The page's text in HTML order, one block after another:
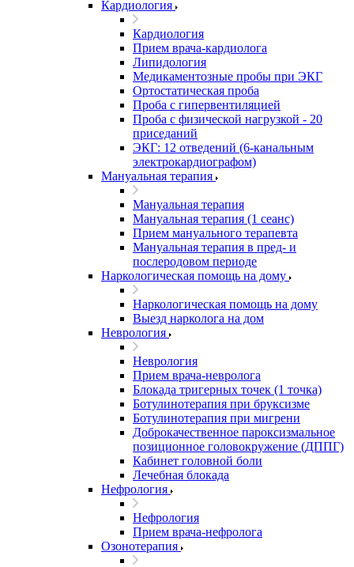
Кардиология
Кардиология
Прием врача-кардиолога
Липидология
Медикаментозные пробы при ЭКГ
Ортостатическая проба
Проба с гипервентиляцией
Проба с физической нагрузкой - 20
приседаний
ЭКГ: 12 отведений (6-канальным
электрокардиографом)
Мануальная терапия
Мануальная терапия
Мануальная терапия (1 сеанс)
Прием мануального терапевта
Мануальная терапия в пред- и
послеродовом периоде
Наркологическая помощь на дому
Наркологическая помощь на дому
Выезд нарколога на дом
Неврология
Неврология
Прием врача-невролога
Блокада тригерных точек (1 точка)
Ботулинотерапия при бруксизме
Ботулинотерапия при мигрени
Доброкачественное пароксизмальное
позиционное головокружение (ДППГ)
Кабинет головной боли
Лечебная блокада
Нефрология
Нефрология
Прием врача-нефролога
Озонотерапия